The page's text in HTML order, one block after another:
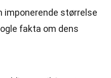
imponerende størrelse
fakta om dens